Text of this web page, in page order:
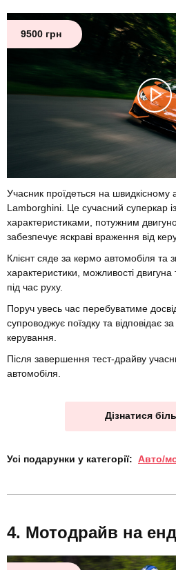
9500 грн
Учасник проїдеться на швидкісному
Lamborghini. Це сучасний суперкар
характеристиками, потужним
забезпечує яскраві враження від
Клієнт сяде за кермо автомобіля та
характеристики, можливості
під час руху.
Поруч увесь час перебуватиме
супроводжує поїздку та відповідає
керування.
Після завершення тест-драйву
автомобіля.
Дізнатися
Усі подарунки у категорії: Авто/
Мотодрайв на